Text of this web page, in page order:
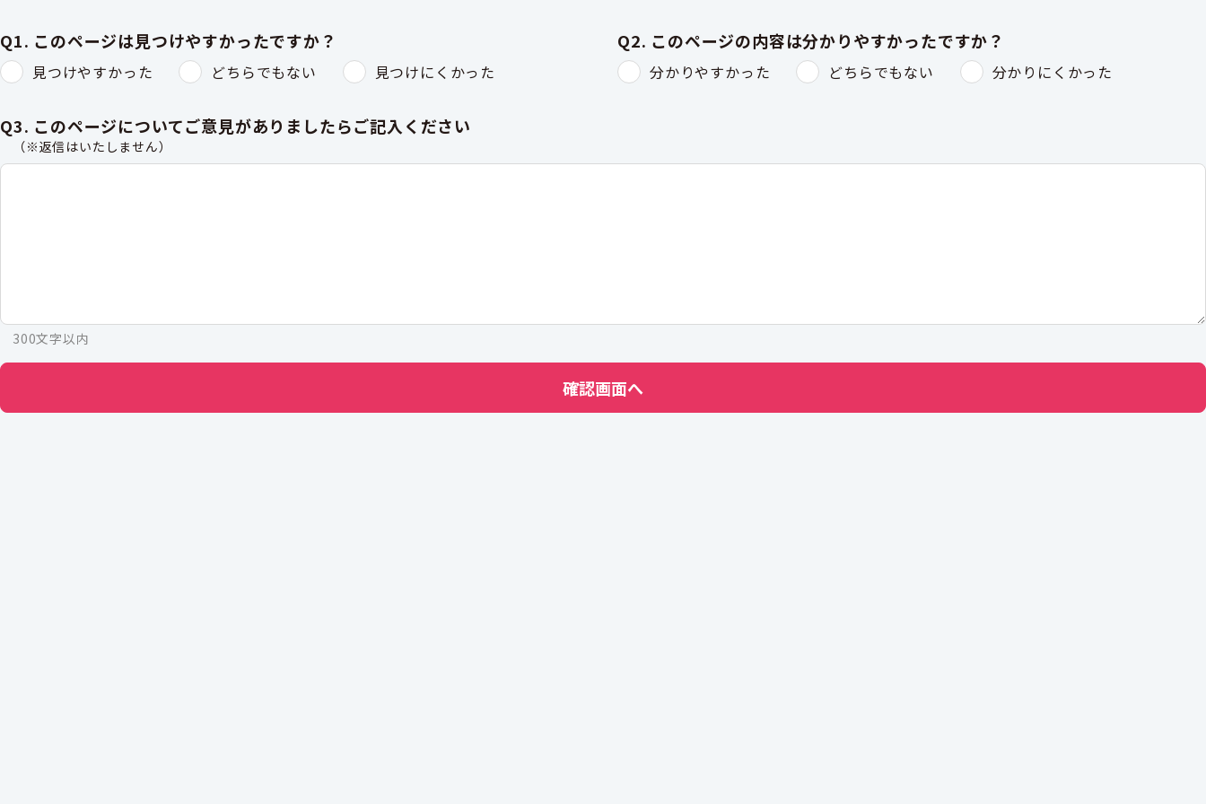
Q1. このページは見つけやすかったですか？
見つけやすかった どちらでもない 見つけにくかった
Q2. このページの内容は分かりやすかったですか？
分かりやすかった どちらでもない 分かりにくかった
Q3. このページについてご意見がありましたらご記入ください
（※返信はいたしません）
300文字以内